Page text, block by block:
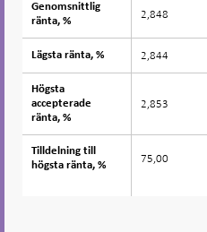
Genomsnittlig
ränta, %
Lägsta ränta, %
Högsta
accepterade
ränta, %
Tilldelning till
högsta ränta, %
Genomsnittlig
ränta, %
2,848
Lägsta ränta, % 2,844
Högsta
accepterade
ränta, %
2,853
Tilldelning till
högsta ränta, %
75,00